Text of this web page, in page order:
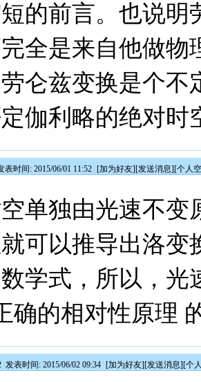
的前言。也说明
全是来自他做物
仑兹变换是个不
伽利略的绝对时
表时间: 2015/06/01 11:52 [加为好友][发送消息][个人
单独由光速不变
可以推导出洛变
学式，所以，
确的相对性原理
发表时间: 2015/06/02 09:34 [加为好友][发送消息][个